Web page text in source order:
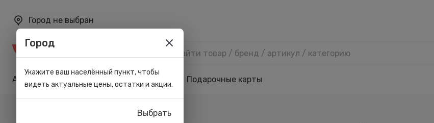
Город не выбран
Акции Карта лояльности Подарочные карты
Город
Укажите ваш населённый пункт, чтобы
видеть актуальные цены, остатки и акции.
Выбрать